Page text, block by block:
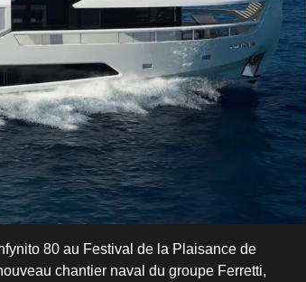
80 au Festival de la Plaisance de
chantier naval du groupe Ferretti,